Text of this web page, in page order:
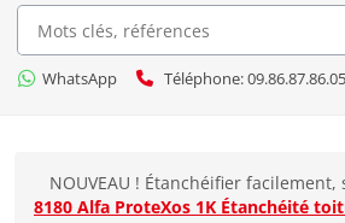
WhatsApp Téléphone: 09.86.87.86.05
NOUVEAU ! Étanchéifier facilement,
8180 Alfa ProteXos 1K Étanchéité